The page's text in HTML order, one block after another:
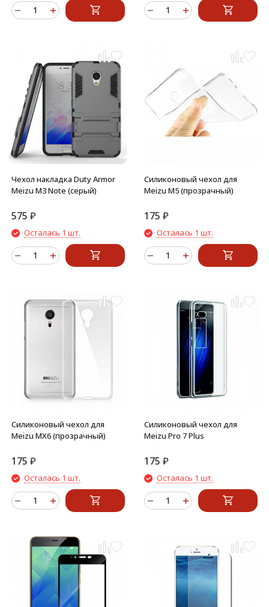
Чехол накладка Duty Armor
Meizu M3 Note (серый)
575 ₽
Осталась 1 шт.
Силиконовый чехол для
Meizu M5 (прозрачный)
175 ₽
Осталась 1 шт.
Силиконовый чехол для
Meizu MX6 (прозрачный)
175 ₽
Осталась 1 шт.
Силиконовый чехол для
Meizu Pro 7 Plus
175 ₽
Осталась 1 шт.